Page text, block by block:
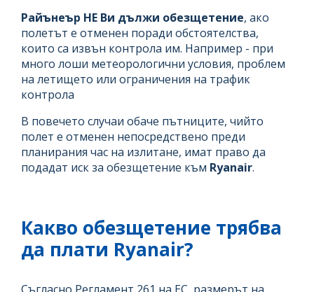
Райънеър НЕ Ви дължи обезщетение, ако
полетът е отменен поради обстоятелства,
които са извън контрола им. Например - при
много лоши метеорологични условия, проблем
на летището или ограничения на трафик
контрола
В повечето случаи обаче пътниците, чийто
полет е отменен непосредствено преди
планирания час на излитане, имат право да
подадат иск за обезщетение към Ryanair.
Какво обезщетение трябва
да плати Ryanair?